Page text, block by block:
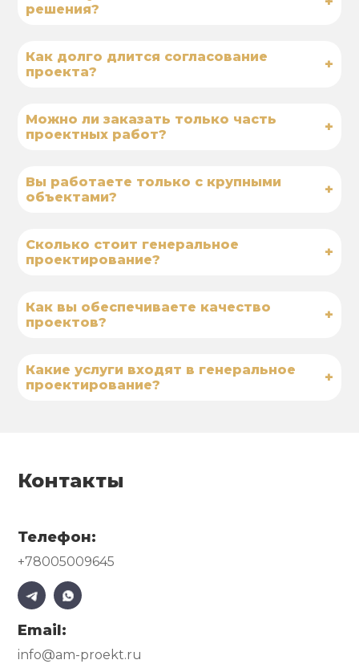
решения?
Как долго длится согласование
проекта?
+
Можно ли заказать только часть
проектных работ?
+
Вы работаете только с крупными
объектами?
+
Сколько стоит генеральное
проектирование?
+
Как вы обеспечиваете качество
проектов?
+
Какие услуги входят в генеральное
проектирование?
+
Контакты
Телефон:
+78005009645
Email:
info@am-proekt.ru